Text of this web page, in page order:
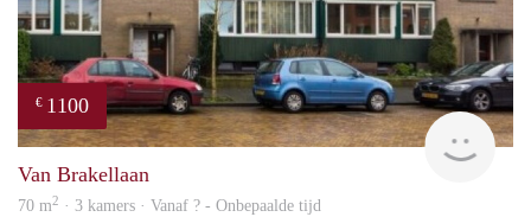
€ 1100
rent
Van Brakellaan
70 m2 · 3 kamers · Vanaf ? - Onbepaalde tijd